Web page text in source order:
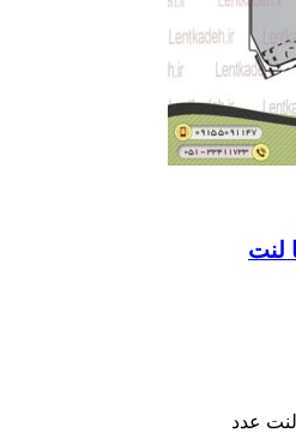
لنت
لنت عدد